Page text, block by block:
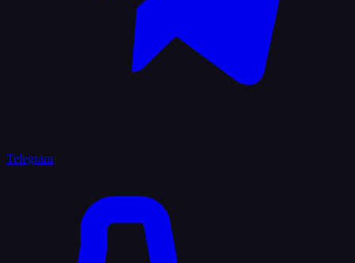
Telegram